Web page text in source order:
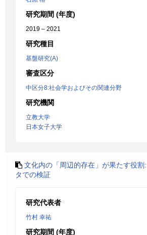
研究期間 (年度)
2019 – 2021
研究種目
基盤研究(A)
審査区分
中区分8:社会学およびその関連分野
研究機関
立教大学
日本女子大学
文化内の「周辺的存在」が果たす役割
タでの検証
研究代表者
竹村 幸祐
研究期間 (年度)